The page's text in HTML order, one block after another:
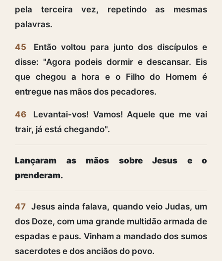
pela terceira vez, repetindo as mesmas
palavras.
45
Então voltou para junto dos discípulos e
disse: "Agora podeis dormir e descansar. Eis
que chegou a hora e o Filho do Homem é
entregue nas mãos dos pecadores.
46
Levantai-vos! Vamos! Aquele que me vai
trair, já está chegando".
Lançaram as mãos sobre Jesus e o
prenderam.
47 Jesus ainda falava, quando veio Judas, um
dos Doze, com uma grande multidão armada de
espadas e paus. Vinham a mandado dos sumos
sacerdotes e dos anciãos do povo.